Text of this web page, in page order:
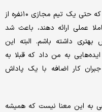
اختلافات کاری ذاتا پیچیده هستند و این که حتی یک تیم مجازی ۱۰نفره از
عملی ارائه دهند، باعث شد
داشته باشم. البته این
به من داد که قبلا به
کار اضافه با یک پاداش
به این معنا نیست که همیشه